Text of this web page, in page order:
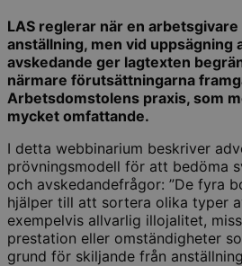
LAS reglerar när en arbetsgivare
anställning, men vid uppsägning
avskedande ger lagtexten
närmare förutsättningarna
Arbetsdomstolens praxis, som
mycket omfattande.
I detta webbinarium beskriver
prövningsmodell för att bedöma
och avskedandefrågor: ”De fyra
hjälper till att sortera olika typer
exempelvis allvarlig illojalitet,
prestation eller omständigheter
grund för skiljande från